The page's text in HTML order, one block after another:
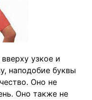
вверху узкое и
наподобие буквы
Оно не
Оно также не